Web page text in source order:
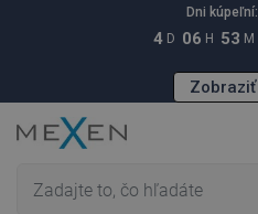
Dni kúpeľní:
4 D 06 H 53 M
Zobraziť